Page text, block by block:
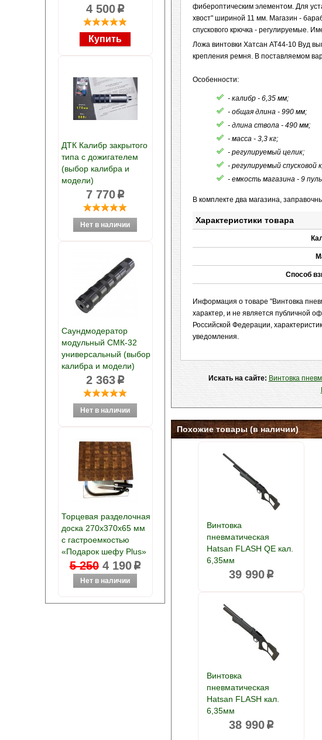
4 500p
ДТК Калибр закрытого
типа с дожигателем
(выбор калибра и
модели)
7 770p
Саундмодератор
модульный СМК-32
универсальный (выбор
калибра и модели)
2 363p
Торцевая разделочная
доска 270х370х65 мм
с гастроемкостью
«Подарок шефу Plus»
5 250 4 190p
фибероптическим элементом. Для
хвост" шириной 11 мм. Магазин -
спускового крючка - регулируемые.
Ложа винтовки Хатсан АТ44-10 Вуд
крепления ремня. В поставляемом
Особенности:
- калибр - 6,35 мм;
- общая длина - 990 мм;
- длина ствола - 490 мм;
- масса - 3,3 кг;
- регулируемый целик;
- регулируемый спусковой
- емкость магазина - 9
В комплекте два магазина,
Характеристики товара
Способ
Информация о товаре "Винтовка
характер, и не является публичной
Российской Федерации,
уведомления.
Искать на сайте: Винтовка
Похожие товары (в наличии)
Винтовка
пневматическая
Hatsan FLASH QE кал.
6,35мм
39 990p
Винтовка
пневматическая
Hatsan FLASH кал.
6,35мм
38 990p